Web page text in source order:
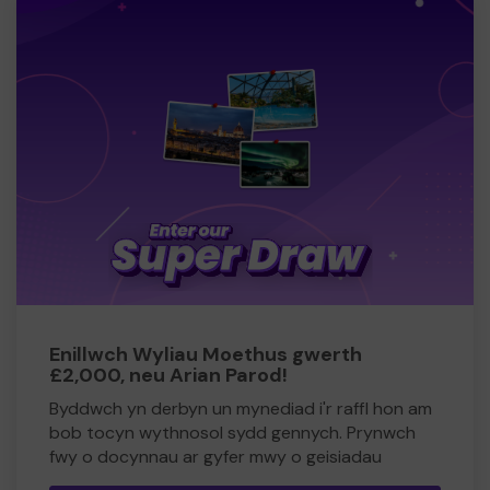
Gadewch i ni droi'r dudalen gyda'n gilydd.
Karen
Enillwch Wyliau Moethus gwerth
£2,000, neu Arian Parod!
Byddwch yn derbyn un mynediad i'r raffl hon am
bob tocyn wythnosol sydd gennych. Prynwch
fwy o docynnau ar gyfer mwy o geisiadau